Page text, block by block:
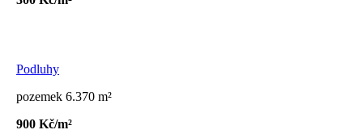
Podluhy
pozemek 6.370 m²
900 Kč/m²